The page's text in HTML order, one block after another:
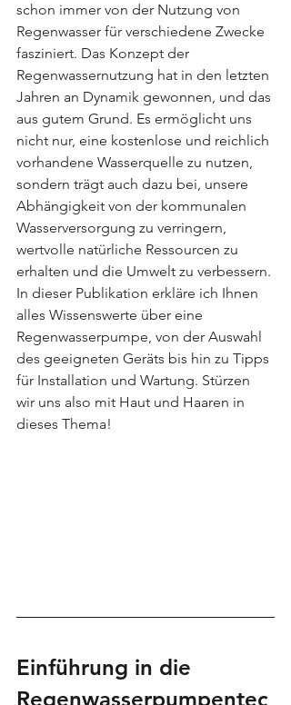
schon immer von der Nutzung von
Regenwasser für verschiedene Zwecke
fasziniert. Das Konzept der
Regenwassernutzung hat in den letzten
Jahren an Dynamik gewonnen, und das
aus gutem Grund. Es ermöglicht uns
nicht nur, eine kostenlose und reichlich
vorhandene Wasserquelle zu nutzen,
sondern trägt auch dazu bei, unsere
Abhängigkeit von der kommunalen
Wasserversorgung zu verringern,
wertvolle natürliche Ressourcen zu
erhalten und die Umwelt zu verbessern.
In dieser Publikation erkläre ich Ihnen
alles Wissenswerte über eine
Regenwasserpumpe, von der Auswahl
des geeigneten Geräts bis hin zu Tipps
für Installation und Wartung. Stürzen
wir uns also mit Haut und Haaren in
dieses Thema!
Einführung in die
Regenwasserpumpentec